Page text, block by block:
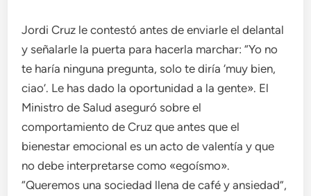
Jordi Cruz le contestó antes de enviarle el delantal
y señalarle la puerta para hacerla marchar: “Yo no
te haría ninguna pregunta, solo te diría ‘muy bien,
ciao’. Le has dado la oportunidad a la gente». El
Ministro de Salud aseguró sobre el
comportamiento de Cruz que antes que el
bienestar emocional es un acto de valentía y que
no debe interpretarse como «egoísmo».
“Queremos una sociedad llena de café y ansiedad”,